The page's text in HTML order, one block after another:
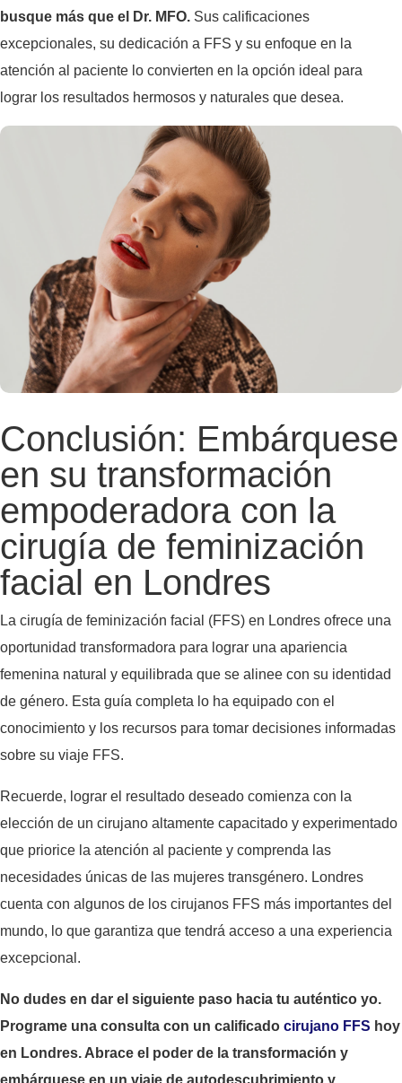
busque más que el Dr. MFO. Sus calificaciones
excepcionales, su dedicación a FFS y su enfoque en la
atención al paciente lo convierten en la opción ideal para
lograr los resultados hermosos y naturales que desea.
Conclusión: Embárquese
en su transformación
empoderadora con la
cirugía de feminización
facial en Londres
La cirugía de feminización facial (FFS) en Londres ofrece una
oportunidad transformadora para lograr una apariencia
femenina natural y equilibrada que se alinee con su identidad
de género. Esta guía completa lo ha equipado con el
conocimiento y los recursos para tomar decisiones informadas
sobre su viaje FFS.
Recuerde, lograr el resultado deseado comienza con la
elección de un cirujano altamente capacitado y experimentado
que priorice la atención al paciente y comprenda las
necesidades únicas de las mujeres transgénero. Londres
cuenta con algunos de los cirujanos FFS más importantes del
mundo, lo que garantiza que tendrá acceso a una experiencia
excepcional.
No dudes en dar el siguiente paso hacia tu auténtico yo.
Programe una consulta con un calificado cirujano FFS hoy
en Londres. Abrace el poder de la transformación y